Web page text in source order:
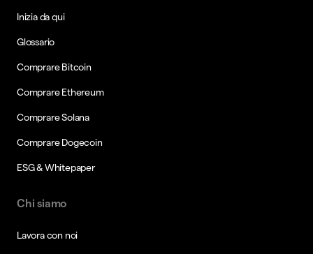
Inizia da qui
Glossario
Comprare Bitcoin
Comprare Ethereum
Comprare Solana
Comprare Dogecoin
ESG & Whitepaper
Chi siamo
Lavora con noi